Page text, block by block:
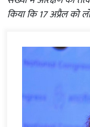
किया कि 17 अप्रैल को